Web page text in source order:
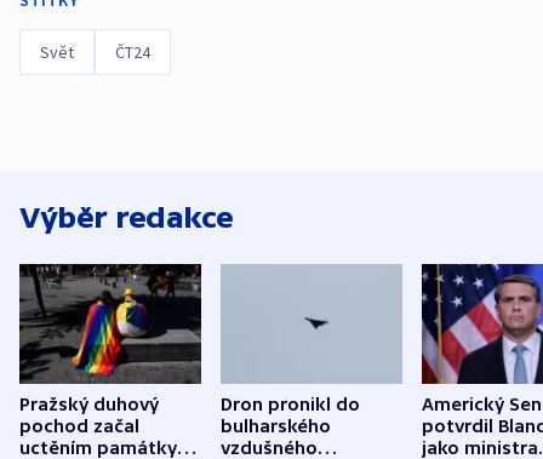
Svět ČT24
Výběr redakce
Pražský duhový
pochod začal
uctěním památky
Dron pronikl do
bulharského
vzdušného
Americký
potvrdil
jako ministra